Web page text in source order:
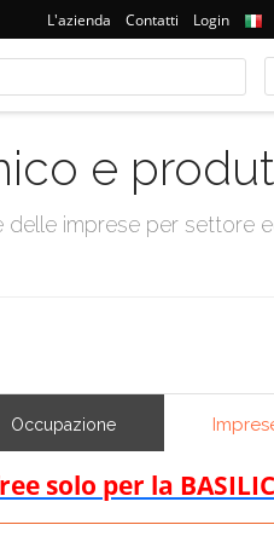
L'azienda Contatti Login
e
delle imprese per settore
Occupazione
solo per la